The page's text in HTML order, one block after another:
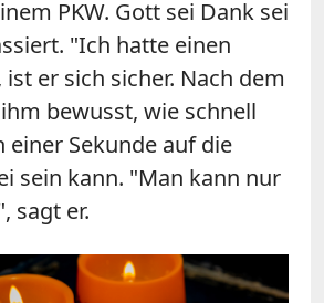
PKW. Gott sei Dank sei
"Ich hatte einen
ist er sich sicher. Nach dem
bewusst, wie schnell
einer Sekunde auf die
sein kann. "Man kann nur
sagt er.